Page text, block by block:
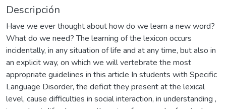
Descripción
Have we ever thought about how do we learn a new word?
What do we need? The learning of the lexicon occurs
incidentally, in any situation of life and at any time, but also in
an explicit way, on which we will vertebrate the most
appropriate guidelines in this article In students with Specific
Language Disorder, the deficit they present at the lexical
level, cause difficulties in social interaction, in understanding ,